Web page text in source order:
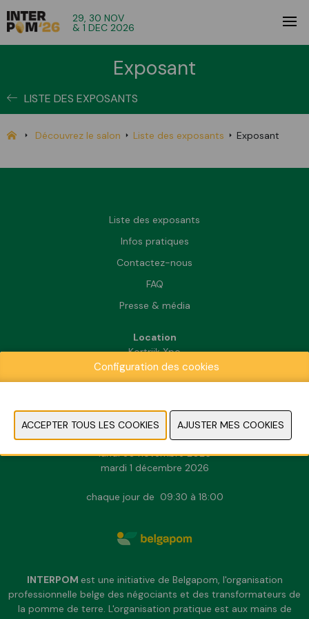
29, 30 NOV
& 1 DEC 2026
Exposant
LISTE DES EXPOSANTS
Découvrez le salon Liste des exposants Exposant
Liste des exposants
Infos pratiques
Contactez-nous
FAQ
Presse & média
Location
Kortrijk Xpo
Doorniksesteenweg 216
8500 Kortrijk
INFORMATION PRATIQUE
dimanche 29 novembre 2026
lundi 30 novembre 2026
mardi 1 décembre 2026
chaque jour de 09:30 à 18:00
INTERPOM est une initiative de Belgapom, l'organisation
professionnelle belge des négociants et des transformateurs de
la pomme de terre. L'organisation pratique est aux mains de
Configuration des cookies